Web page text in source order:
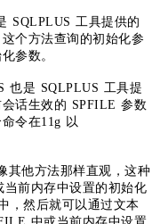
SQLPLUS 工具提供的
个方法查询的初始化参
参数。
也是 SQLPLUS 工具提
话生效的 SPFILE 参数
令在11g 以
其他方法那样直观，这种
前内存中设置的初始化
，然后就可以通过文本